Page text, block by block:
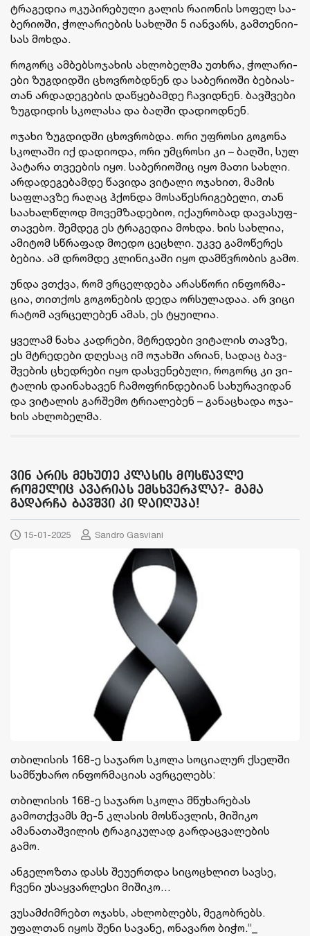
ტრა­გე­დია ოკუ­პი­რე­ბუ­ლი გა­ლის რა­ი­ო­ნის სო­ფელ სა­
ბე­რი­ო­ში, ჭო­ლა­რი­ე­ბის სახ­ლში 5 იან­ვარს, გამ­თე­ნი­ი­
სას მოხ­და.
რო­გორც ამბებსოჯა­ხის ახ­ლო­ბე­ლმა უთხრა, ჭო­ლა­რი­
ე­ბი ზუგ­დიდ­ში ცხოვ­რობ­დნენ და სა­ბე­რი­ო­ში ბე­ბი­ას­
თან არ­და­დე­გე­ბის და­წყე­ბამ­დე ჩა­ვიდ­ნენ. ბავ­შვე­ბი
ზუგ­დი­დის სკო­ლა­სა და ბაღ­ში და­დი­ოდ­ნენ.
ოჯა­ხი ზუგ­დიდ­ში ცხოვ­რობ­და. ორი უფ­რო­სი გო­გო­ნა
სკო­ლა­ში იქ და­დი­ო­და, ორი უმ­ცრო­სი კი – ბაღ­ში, სულ
პა­ტა­რა თვე­ე­ბის იყო. სა­ბე­რი­ო­შიც იყო მათი სახ­ლი.
არ­და­დე­გე­ბამ­დე წა­ვი­და ვი­ტა­ლი ოჯა­ხით, მა­მის
საფ­ლავ­ზე რა­ღაც ჰქონ­და მო­სა­წეს­რი­გე­ბე­ლი, თან
სა­ა­ხალ­წლოდ მო­ვემ­ზა­დე­ბიო, იქა­უ­რო­ბად და­ვა­სუფ­
თა­ვე­ბო. შემ­დეგ ეს ტრა­გე­დია მოხ­და. ხის სახ­ლია,
ამი­ტომ სწრა­ფად მო­ე­დო ცე­ცხლი. უკვე გა­მო­წე­რეს
ბე­ბია. ამ დრომ­დე კლი­ნი­კა­ში იყო დამ­წვრო­ბის გამო.
უნდა ვთქვა, რომ ვრცელ­დე­ბა არას­წო­რი ინ­ფორ­მა­
ცია, თით­ქოს გო­გო­ნე­ბის დედა ორ­სუ­ლა­დაა. არ ვიცი
რა­ტომ ავ­რცე­ლე­ბენ ამას, ეს ტყუ­ი­ლია.
ყვე­ლამ ნახა კად­რე­ბი, მტრე­დე­ბი ვი­ტა­ლის თავ­ზე,
ეს მტრე­დე­ბი დღე­საც იმ ოჯახ­ში არი­ან, სა­დაც ბავ­
შვე­ბის ცხედ­რე­ბი იყო დას­ვე­ნე­ბუ­ლი, რო­გორც კი ვი­
ტა­ლის და­ი­ნა­ხა­ვენ ჩა­მოფ­რინ­დე­ბი­ან სა­ხუ­რა­ვი­დან
და ვი­ტა­ლის გარ­შე­მო ტრი­ა­ლე­ბენ – განაცხადა ოჯა­
ხის ახ­ლო­ბე­ლმა.
ვინ არის მეხუთე კლასის მოსწავლე
რომელიც ავარიას ემსხვერპლა?- მამა
გადარჩა ბავშვი კი დაიღუპა!
15-01-2025 Sandro Gasviani
თბილისის 168-ე საჯარო სკოლა სოციალურ ქსელში
სამწუხარო ინფორმაციას ავრცელებს:
თბილისის 168-ე საჯარო სკოლა მწუხარებას
გამოთქვამს მე-5 კლასის მოსწავლის, მიშიკო
ამანათაშვილის ტრაგიკულად გარდაცვალების
გამო.
ანგელოზთა დასს შეუერთდა სიცოცხლით სავსე,
ჩვენი უსაყვარლესი მიშიკო…
ვუსამძიმრებთ ოჯახს, ახლობლებს, მეგობრებს.
უფალთან იყოს შენი სავანე, ონავარო ბიჭო.“_